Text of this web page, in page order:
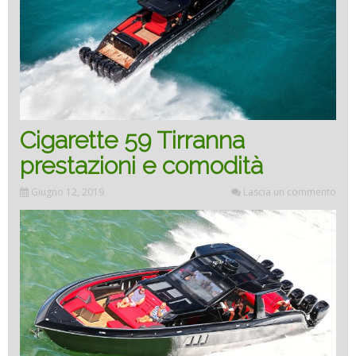
Cigarette 59 Tirranna
prestazioni e comodità
Giugno 12, 2019 Lascia un commento